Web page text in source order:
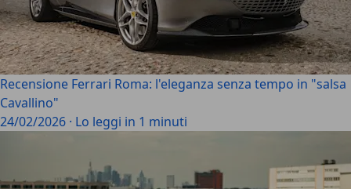
Recensione Ferrari Roma: l'eleganza senza tempo in "salsa
Cavallino"
24/02/2026 · Lo leggi in 1 minuti